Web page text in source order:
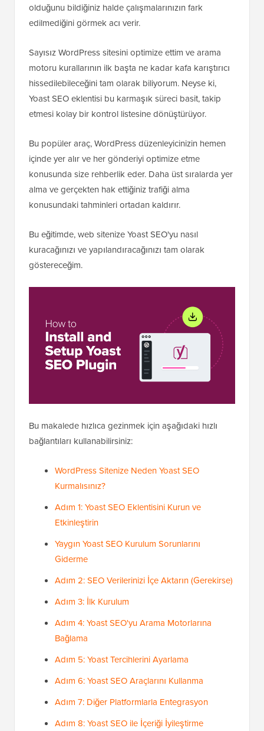
olduğunu bildiğiniz halde çalışmalarınızın fark
edilmediğini görmek acı verir.
Sayısız WordPress sitesini optimize ettim ve arama
motoru kurallarının ilk başta ne kadar kafa karıştırıcı
hissedilebileceğini tam olarak biliyorum. Neyse ki,
Yoast SEO eklentisi bu karmaşık süreci basit, takip
etmesi kolay bir kontrol listesine dönüştürüyor.
Bu popüler araç, WordPress düzenleyicinizin hemen
içinde yer alır ve her gönderiyi optimize etme
konusunda size rehberlik eder. Daha üst sıralarda yer
alma ve gerçekten hak ettiğiniz trafiği alma
konusundaki tahminleri ortadan kaldırır.
Bu eğitimde, web sitenize Yoast SEO'yu nasıl
kuracağınızı ve yapılandıracağınızı tam olarak
göstereceğim.
Bu makalede hızlıca gezinmek için aşağıdaki hızlı
bağlantıları kullanabilirsiniz:
WordPress Sitenize Neden Yoast SEO
Kurmalısınız?
Adım 1: Yoast SEO Eklentisini Kurun ve
Etkinleştirin
Yaygın Yoast SEO Kurulum Sorunlarını
Giderme
Adım 2: SEO Verilerinizi İçe Aktarın (Gerekirse)
Adım 3: İlk Kurulum
Adım 4: Yoast SEO'yu Arama Motorlarına
Bağlama
Adım 5: Yoast Tercihlerini Ayarlama
Adım 6: Yoast SEO Araçlarını Kullanma
Adım 7: Diğer Platformlarla Entegrasyon
Adım 8: Yoast SEO ile İçeriği İyileştirme